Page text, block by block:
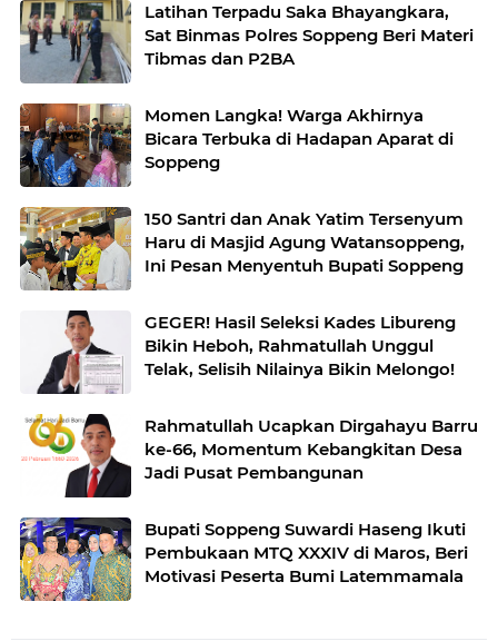
Latihan Terpadu Saka Bhayangkara,
Sat Binmas Polres Soppeng Beri Materi
Tibmas dan P2BA
Momen Langka! Warga Akhirnya
Bicara Terbuka di Hadapan Aparat di
Soppeng
150 Santri dan Anak Yatim Tersenyum
Haru di Masjid Agung Watansoppeng,
Ini Pesan Menyentuh Bupati Soppeng
GEGER! Hasil Seleksi Kades Libureng
Bikin Heboh, Rahmatullah Unggul
Telak, Selisih Nilainya Bikin Melongo!
Rahmatullah Ucapkan Dirgahayu Barru
ke-66, Momentum Kebangkitan Desa
Jadi Pusat Pembangunan
Bupati Soppeng Suwardi Haseng Ikuti
Pembukaan MTQ XXXIV di Maros, Beri
Motivasi Peserta Bumi Latemmamala